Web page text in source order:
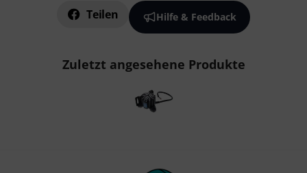
Teilen Hilfe & Feedback
Zuletzt angesehene Produkte